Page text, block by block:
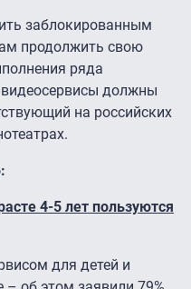
заблокированным
продолжить свою
ряда
видеосервисы должны
на российских
4-5 лет пользуются
для детей и